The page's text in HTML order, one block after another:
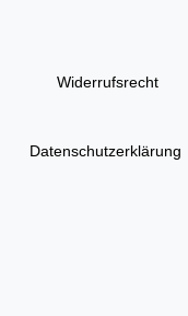
Widerrufs­recht
Daten­schutz­erklärung